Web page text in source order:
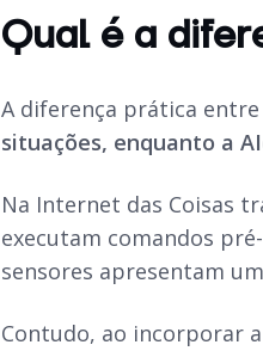
Qual é a
A diferença prática
situações, enquanto a
Na Internet das Coisas
executam comandos
sensores apresentam
Contudo, ao incorporar